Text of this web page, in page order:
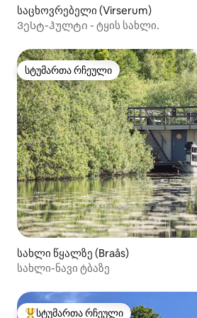
საცხოვრებელი (Virserum)
Ვესტ-ჰულტი - ტყის სახლი.
სტუმართა რჩეული
სტუმართა რჩეული
სახლი წყალზე (Braås)
სახლი-ნავი ტბაზე
სტუმართა რჩეული